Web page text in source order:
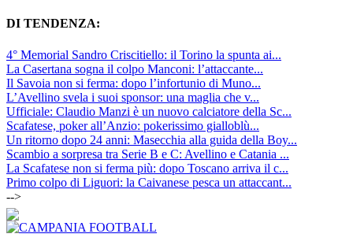
DI TENDENZA:
4° Memorial Sandro Criscitiello: il Torino la spunta ai...
La Casertana sogna il colpo Manconi: l’attaccante...
Il Savoia non si ferma: dopo l’infortunio di Muno...
L’Avellino svela i suoi sponsor: una maglia che v...
Ufficiale: Claudio Manzi è un nuovo calciatore della Sc...
Scafatese, poker all’Anzio: pokerissimo gialloblù...
Un ritorno dopo 24 anni: Masecchia alla guida della Boy...
Scambio a sorpresa tra Serie B e C: Avellino e Catania ...
La Scafatese non si ferma più: dopo Toscano arriva il c...
Primo colpo di Liguori: la Caivanese pesca un attaccant...
-->